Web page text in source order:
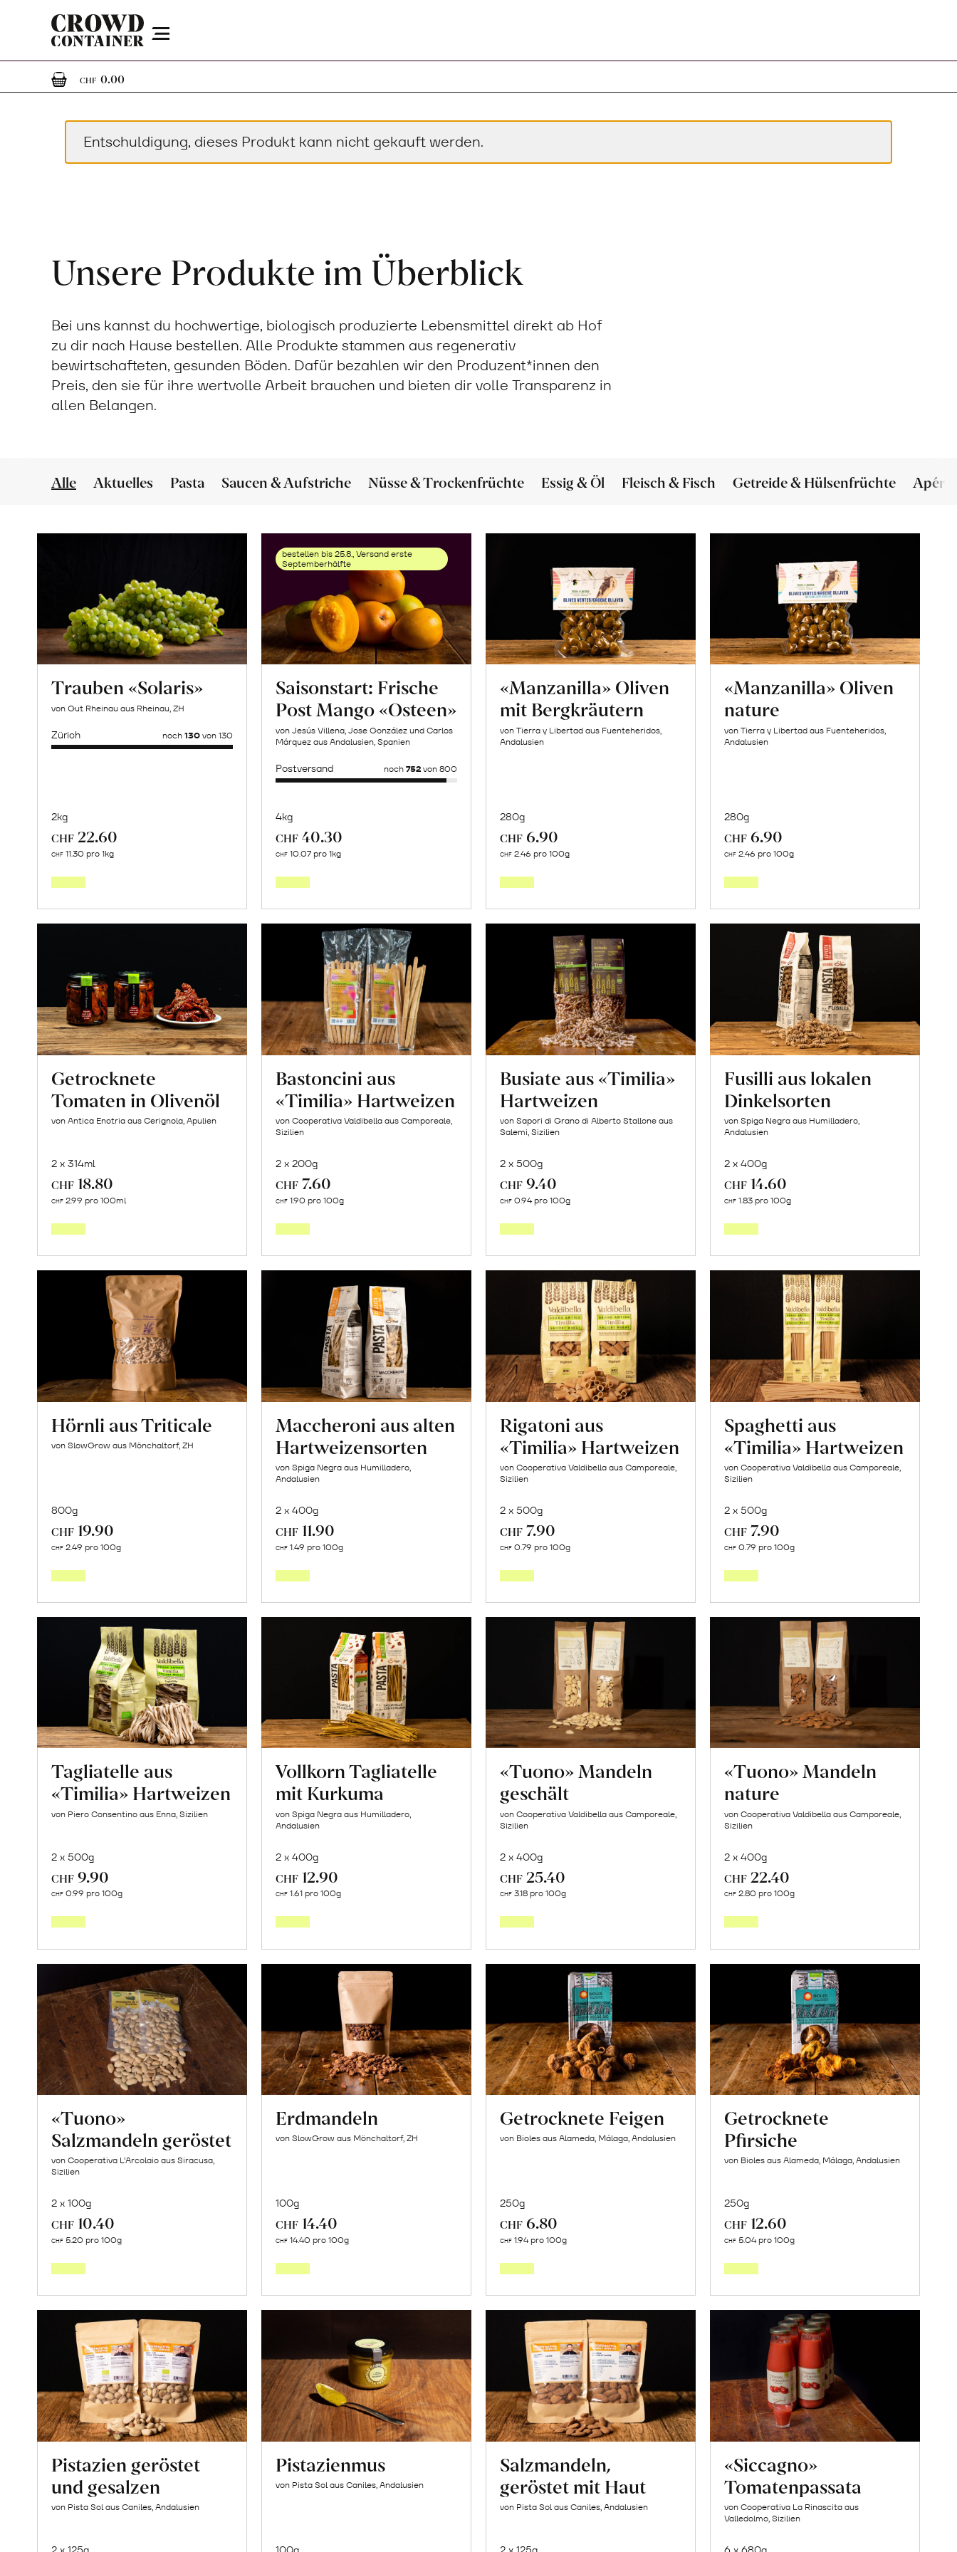
Menu
CHF 0.000 Artikel im Warenkorb
Entschuldigung, dieses Produkt kann nicht gekauft werden.
Unsere Produkte im Überblick
Bei uns kannst du hochwertige, biologisch produzierte Lebensmittel direkt ab Hof
zu dir nach Hause bestellen. Alle Produkte stammen aus regenerativ
bewirtschafteten, gesunden Böden. Dafür bezahlen wir den Produzent*innen den
Preis, den sie für ihre wertvolle Arbeit brauchen und bieten dir volle Transparenz in
allen Belangen.
Alle Aktuelles Pasta Saucen & Aufstriche Nüsse & Trockenfrüchte Essig & Öl Fleisch & Fisch Getreide & Hülsenfrüchte Apéro
Trauben «Solaris»
von Gut Rheinau aus Rheinau, ZH
Zürich noch 130von 130
2kg
CHF 22.60
CHF 11.30 pro 1kg
«Solaris»
bestellen bis 25.8., Versand erste
Septemberhälfte
Saisonstart: Frische
Post Mango «Osteen»
von Jesús Villena, Jose González und Carlos
Márquez aus Andalusien, Spanien
Postversand noch 752von 800
4kg
CHF 40.30
CHF 10.07 pro 1kg
Frische
Post
Mango
«Osteen»
erfahren
«Manzanilla» Oliven
mit Bergkräutern
von Tierra y Libertad aus Fuenteheridos,
Andalusien
280g
CHF 6.90
CHF 2.46 pro 100g
«Manzanilla» Oliven
nature
von Tierra y Libertad aus Fuenteheridos,
Andalusien
280g
CHF 6.90
CHF 2.46 pro 100g
Getrocknete
Tomaten in Olivenöl
von Antica Enotria aus Cerignola, Apulien
2 x 314ml
CHF 18.80
CHF 2.99 pro 100ml
Bastoncini aus
«Timilia» Hartweizen
von Cooperativa Valdibella aus Camporeale,
Sizilien
2 x 200g
CHF 7.60
CHF 1.90 pro 100g
Busiate aus «Timilia»
Hartweizen
von Sapori di Grano di Alberto Stallone aus
Salemi, Sizilien
2 x 500g
CHF 9.40
CHF 0.94 pro 100g
Fusilli aus lokalen
Dinkelsorten
von Spiga Negra aus Humilladero,
Andalusien
2 x 400g
CHF 14.60
CHF 1.83 pro 100g
Hörnli aus Triticale
von SlowGrow aus Mönchaltorf, ZH
800g
CHF 19.90
CHF 2.49 pro 100g
Maccheroni aus alten
Hartweizensorten
von Spiga Negra aus Humilladero,
Andalusien
2 x 400g
CHF 11.90
CHF 1.49 pro 100g
Rigatoni aus
«Timilia» Hartweizen
von Cooperativa Valdibella aus Camporeale,
Sizilien
2 x 500g
CHF 7.90
CHF 0.79 pro 100g
Spaghetti aus
«Timilia» Hartweizen
von Cooperativa Valdibella aus Camporeale,
Sizilien
2 x 500g
CHF 7.90
CHF 0.79 pro 100g
Tagliatelle aus
«Timilia» Hartweizen
von Piero Consentino aus Enna, Sizilien
2 x 500g
CHF 9.90
CHF 0.99 pro 100g
Vollkorn Tagliatelle
mit Kurkuma
von Spiga Negra aus Humilladero,
Andalusien
2 x 400g
CHF 12.90
CHF 1.61 pro 100g
«Tuono» Mandeln
geschält
von Cooperativa Valdibella aus Camporeale,
Sizilien
2 x 400g
CHF 25.40
CHF 3.18 pro 100g
«Tuono» Mandeln
nature
von Cooperativa Valdibella aus Camporeale,
Sizilien
2 x 400g
CHF 22.40
CHF 2.80 pro 100g
«Tuono»
Salzmandeln geröstet
von Cooperativa L’Arcolaio aus Siracusa,
Sizilien
2 x 100g
CHF 10.40
CHF 5.20 pro 100g
Erdmandeln
von SlowGrow aus Mönchaltorf, ZH
100g
CHF 14.40
CHF 14.40 pro 100g
Getrocknete Feigen
von Bioles aus Alameda, Málaga, Andalusien
250g
CHF 6.80
CHF 1.94 pro 100g
Getrocknete
Pfirsiche
von Bioles aus Alameda, Málaga, Andalusien
250g
CHF 12.60
CHF 5.04 pro 100g
Pistazien geröstet
und gesalzen
von Pista Sol aus Caniles, Andalusien
Pistazienmus
von Pista Sol aus Caniles, Andalusien
Salzmandeln,
geröstet mit Haut
von Pista Sol aus Caniles, Andalusien
«Siccagno»
Tomatenpassata
von Cooperativa La Rinascita aus
Valledolmo, Sizilien